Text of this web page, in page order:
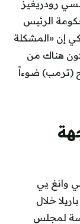
رودريغيز
الرئيس
إن «المشكلة
هناك من
(ترمب) ضوءاً
وانغ يي
خلال
لمجلس